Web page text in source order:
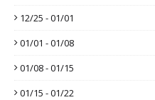
12/25 - 01/01
01/01 - 01/08
01/08 - 01/15
01/15 - 01/22